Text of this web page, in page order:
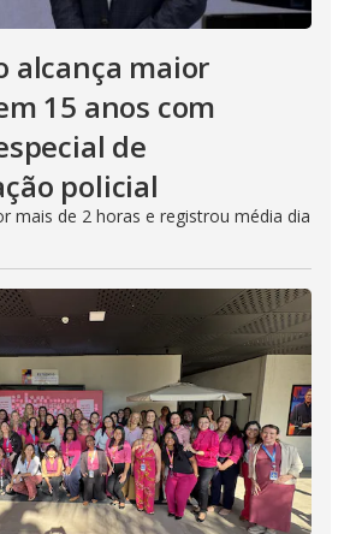
alcança maior
15 anos com
de
policial
mais de 2 horas e registrou média dia